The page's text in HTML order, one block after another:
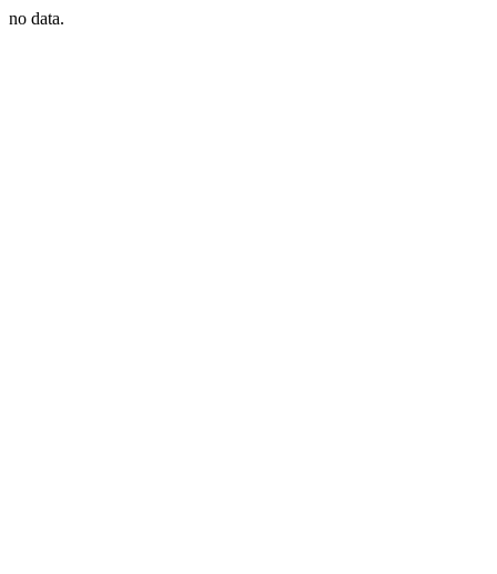
no data.